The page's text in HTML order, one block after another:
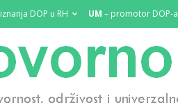
DOP u RH UM – promotor DOP-a